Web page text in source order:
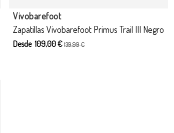
Zapatillas Vivobarefoot Primus Trail III Negro
Vivobarefoot
Desde 109,00 €139,99 €